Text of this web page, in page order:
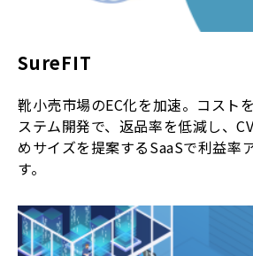
SureFIT
靴小売市場のEC化を加速。コスト
ステム開発で、返品率を低減し、
めサイズを提案するSaaSで利益率
す。